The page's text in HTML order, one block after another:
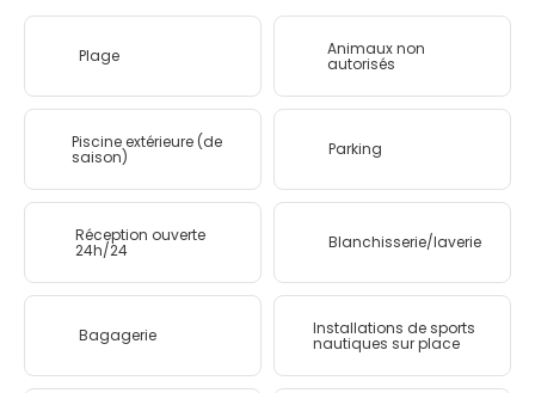
Plage Animaux non
autorisés
Piscine extérieure (de
saison) Parking
Réception ouverte
24h/24 Blanchisserie/laverie
Bagagerie Installations de sports
nautiques sur place